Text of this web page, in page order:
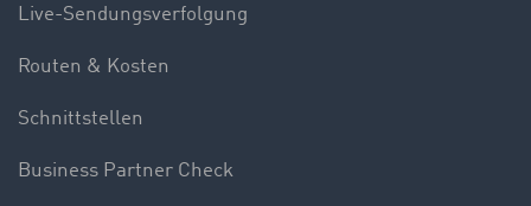
Live-Sendungsverfolgung
Routen & Kosten
Schnittstellen
Business Partner Check